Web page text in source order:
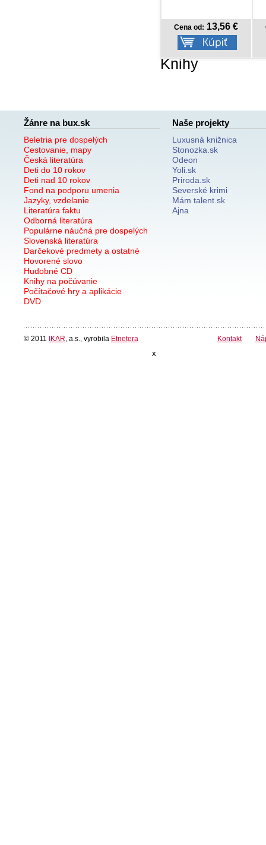
Cena od: 13,42 €
Knihy
Žánre na bux.sk
Beletria pre dospelých
Cestovanie, mapy
Česká literatúra
Deti do 10 rokov
Deti nad 10 rokov
Fond na podporu umenia
Jazyky, vzdelanie
Literatúra faktu
Odborná literatúra
Populárne náučná pre dospelých
Slovenská literatúra
Darčekové predmety a ostatné
Hovorené slovo
Hudobné CD
Knihy na počúvanie
Počítačové hry a aplikácie
DVD
Naše projekty
Luxusná knižnica
Stonozka.sk
Odeon
Yoli.sk
Priroda.sk
Severské krimi
Mám talent.sk
Ajna
© 2011 IKAR , a.s., vyrobila Etnetera Kontakt
x